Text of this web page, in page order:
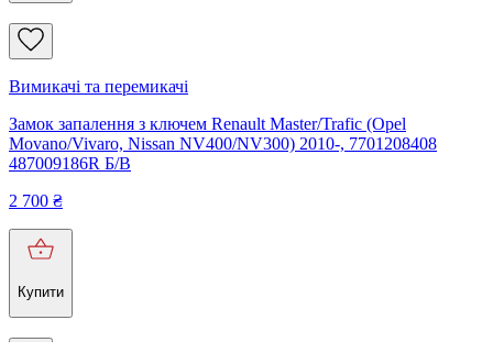
Вимикачі та перемикачі
Замок запалення з ключем Renault Master/Trafic (Opel
Movano/Vivaro, Nissan NV400/NV300) 2010-, 7701208408
487009186R Б/В
2 700 ₴
Купити